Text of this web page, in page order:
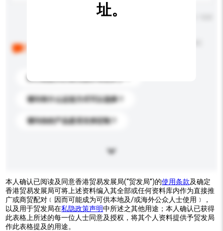
你们能提供的最优惠价格是多少？
请问有什么运送方式可以选择？
请问你的产品是否支持定制？
址。
本人确认已阅读及同意香港贸易发展局(“贸发局”)的使用条款及确定
香港贸易发展局可将上述资料编入其全部或任何资料库内作为直接推
广或商贸配对﹝因而可能成为可供本地及/或海外公众人士使用﹞，
以及用于贸发局在私隐政策声明中所述之其他用途；本人确认已获得
此表格上所述的每一位人士同意及授权，将其个人资料提供予贸发局
作此表格提及的用途。